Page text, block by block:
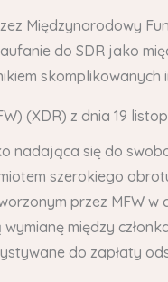
Międzynarodowy
do SDR jako
(XDR) z dnia 19
nadająca się do
szerokiego
przez MFW
między
do zapłaty